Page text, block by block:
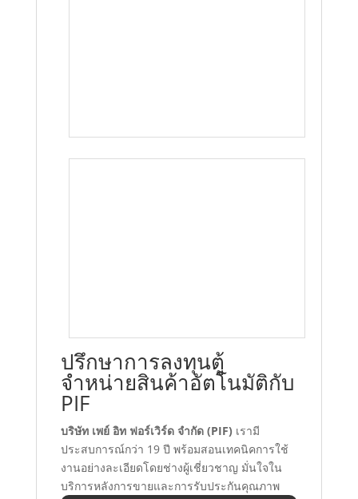
ปรึกษาการลงทุนตู้
จำหน่ายสินค้าอัตโนมัติกับ
PIF
บริษัท เพย์ อิท ฟอร์เวิร์ด จำกัด (PIF) เรามี
ประสบการณ์กว่า 19 ปี พร้อมสอนเทคนิคการใช้
งานอย่างละเอียดโดยช่างผู้เชี่ยวชาญ มั่นใจใน
บริการหลังการขายและการรับประกันคุณภาพ